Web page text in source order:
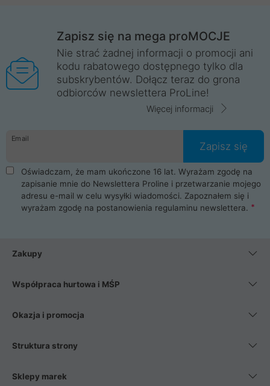
Zapisz się na mega proMOCJE
Nie strać żadnej informacji o promocji ani
kodu rabatowego dostępnego tylko dla
subskrybentów. Dołącz teraz do grona
odbiorców newslettera ProLine!
Więcej informacji
Email
Zapisz się
Oświadczam, że mam ukończone 16 lat. Wyrażam zgodę na
zapisanie mnie do Newslettera Proline i przetwarzanie mojego
adresu e-mail w celu wysyłki wiadomości. Zapoznałem się i
wyrażam zgodę na postanowienia regulaminu newslettera.
Zakupy
Współpraca hurtowa i MŚP
Okazja i promocja
Struktura strony
Sklepy marek